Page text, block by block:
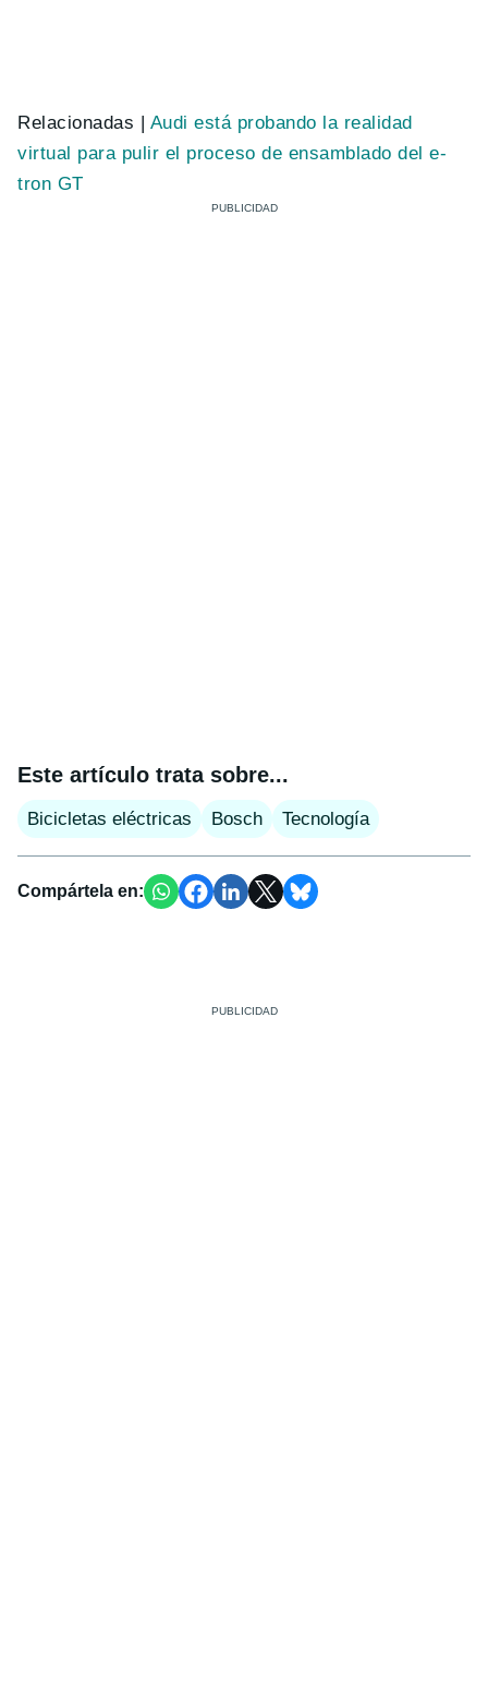
Relacionadas | Audi está probando la realidad
virtual para pulir el proceso de ensamblado del e-
tron GT
Este artículo trata sobre...
Bicicletas eléctricas Bosch Tecnología
Compártela en: